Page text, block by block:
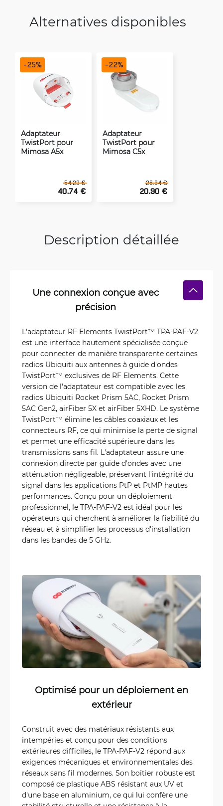
Alternatives disponibles
Adaptateur
TwistPort pour
Mimosa A5x
54.23 €
40.74 €
-25%
Adaptateur
TwistPort pour
Mimosa C5x
26.84 €
20.90 €
-22%
Description détaillée
Une connexion conçue avec
précision
L'adaptateur RF Elements TwistPort™ TPA-PAF-V2
est une interface hautement spécialisée conçue
pour connecter de manière transparente certaines
radios Ubiquiti aux antennes à guide d'ondes
TwistPort™ exclusives de RF Elements. Cette
version de l'adaptateur est compatible avec les
radios Ubiquiti Rocket Prism 5AC, Rocket Prism
5AC Gen2, airFiber 5X et airFiber 5XHD. Le système
TwistPort™ élimine les câbles coaxiaux et les
connecteurs RF, ce qui minimise la perte de signal
et permet une efficacité supérieure dans les
transmissions sans fil. L'adaptateur assure une
connexion directe par guide d'ondes avec une
atténuation négligeable, préservant l'intégrité du
signal dans les applications PtP et PtMP hautes
performances. Conçu pour un déploiement
professionnel, le TPA-PAF-V2 est idéal pour les
opérateurs qui cherchent à améliorer la fiabilité du
réseau et à simplifier les processus d'installation
dans les bandes de 5 GHz.
Optimisé pour un déploiement en
extérieur
Construit avec des matériaux résistants aux
intempéries et conçu pour des conditions
extérieures difficiles, le TPA-PAF-V2 répond aux
exigences mécaniques et environnementales des
réseaux sans fil modernes. Son boîtier robuste est
composé de plastique ABS résistant aux UV et
d'une base en aluminium, ce qui lui confère une